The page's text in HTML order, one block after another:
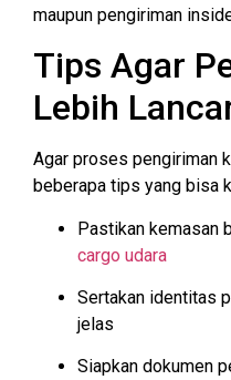
maupun pengiriman
Tips Agar
Lebih
Agar proses pengiriman
beberapa tips yang bisa
Pastikan kemasan
cargo udara
Sertakan identitas
jelas
Siapkan dokumen